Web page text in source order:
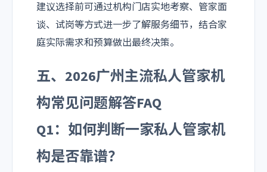
建议选择前可通过机构门店实地考察、管家面
谈、试岗等方式进一步了解服务细节，结合家
庭实际需求和预算做出最终决策。
五、2026广州主流私人管家机
构常见问题解答FAQ
Q1：如何判断一家私人管家机
构是否靠谱？